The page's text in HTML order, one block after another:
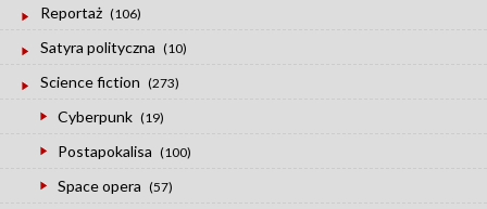
Reportaż (106)
Satyra polityczna (10)
Science fiction (273)
Cyberpunk (19)
Postapokalisa (100)
Space opera (57)